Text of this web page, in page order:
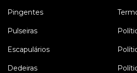
Pingentes
Pulseiras
Escapulários
Dedeiras